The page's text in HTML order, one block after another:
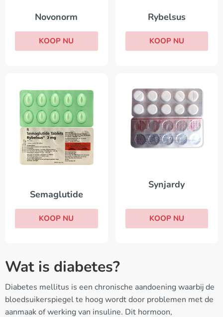
Novonorm
KOOP NU
Rybelsus
KOOP NU
Semaglutide
KOOP NU
Synjardy
KOOP NU
Wat is diabetes?
Diabetes mellitus is een chronische aandoening waarbij de
bloedsuikerspiegel te hoog wordt door problemen met de
aanmaak of werking van insuline. Dit hormoon,